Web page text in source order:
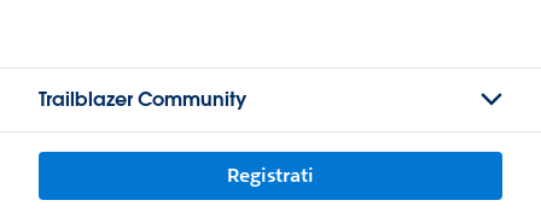
Trailblazer Community
Registrati